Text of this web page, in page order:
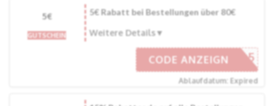
5€
GUTSCHEIN
5€ Rabatt bei Bestellungen über 80€
Weitere Details
MIDDE-5
CODE ANZEIGN
Ablaufdatum: Expired